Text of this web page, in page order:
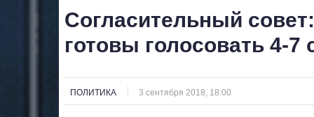
Согласительный
готовы голосовать 4-7
ПОЛИТИКА 3 сентября 2018, 18:00